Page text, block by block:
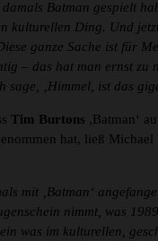
Batman gespielt
kulturellen Ding. Und
ganze Sache ist für
– das hat man ernst zu
sage, ‚Himmel, ist das
Tim Burtons ,Batman‘
hat, ließ Michael
mit ‚Batman‘
nimmt, was
was im kulturellen,